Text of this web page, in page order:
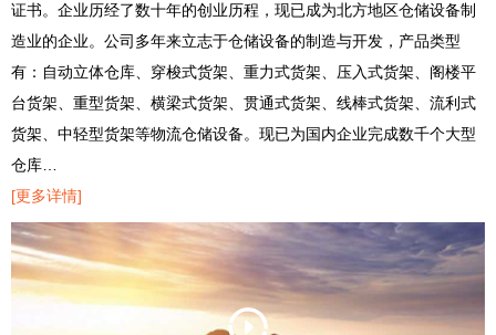
证书。企业历经了数十年的创业历程，现已成为北方地区仓储设备制
造业的企业。公司多年来立志于仓储设备的制造与开发，产品类型
有：自动立体仓库、穿梭式货架、重力式货架、压入式货架、阁楼平
台货架、重型货架、横梁式货架、贯通式货架、线棒式货架、流利式
货架、中轻型货架等物流仓储设备。现已为国内企业完成数千个大型
仓库…
[更多详情]